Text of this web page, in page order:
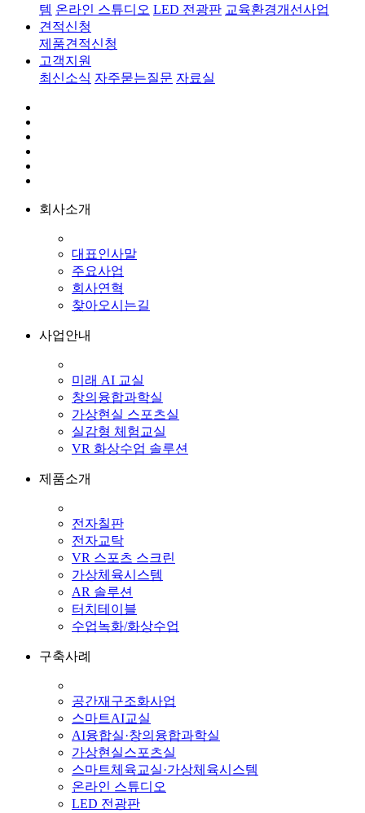
템 온라인 스튜디오 LED 전광판 교육환경개선사업
견적신청
제품견적신청
고객지원
최신소식 자주묻는질문 자료실
회사소개
대표인사말
주요사업
회사연혁
찾아오시는길
사업안내
미래 AI 교실
창의융합과학실
가상현실 스포츠실
실감형 체험교실
VR 화상수업 솔루션
제품소개
전자칠판
전자교탁
VR 스포츠 스크린
가상체육시스템
AR 솔루션
터치테이블
수업녹화/화상수업
구축사례
공간재구조화사업
스마트AI교실
AI융합실·창의융합과학실
가상현실스포츠실
스마트체육교실·가상체육시스템
온라인 스튜디오
LED 전광판